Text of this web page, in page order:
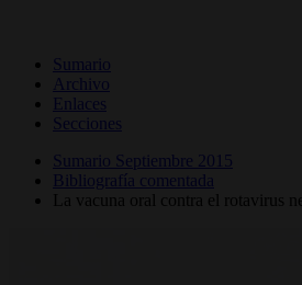
Sumario
Archivo
Enlaces
Secciones
Sumario Septiembre 2015
Bibliografía comentada
La vacuna oral contra el rotavirus